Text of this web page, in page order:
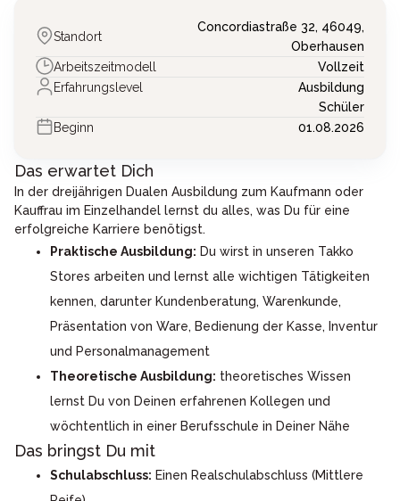
Standort
Concordiastraße 32, 46049,
Oberhausen
Arbeitszeitmodell
Vollzeit
Erfahrungslevel
Ausbildung
Schüler
Beginn
01.08.2026
Das erwartet Dich
In der dreijährigen Dualen Ausbildung zum Kaufmann oder
Kauffrau im Einzelhandel lernst du alles, was Du für eine
erfolgreiche Karriere benötigst.
Praktische Ausbildung: Du wirst in unseren Takko
Stores arbeiten und lernst alle wichtigen Tätigkeiten
kennen, darunter Kundenberatung, Warenkunde,
Präsentation von Ware, Bedienung der Kasse, Inventur
und Personalmanagement
Theoretische Ausbildung: theoretisches Wissen
lernst Du von Deinen erfahrenen Kollegen und
wöchtentlich in einer Berufsschule in Deiner Nähe
Das bringst Du mit
Schulabschluss: Einen Realschulabschluss (Mittlere